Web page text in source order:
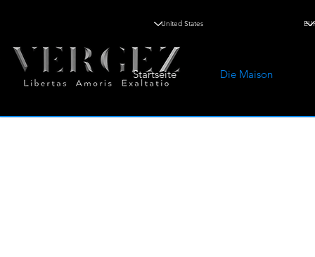
Startseite Die Maison